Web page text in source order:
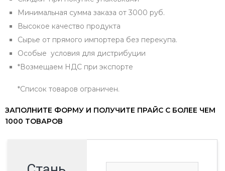
Минимальная сумма заказа от 3000 руб.
Высокое качество продукта
Сырье от прямого импортера без перекупа.
Особые условия для дистрибуции
*Возмещаем НДС при экспорте
*Список товаров ограничен.
ЗАПОЛНИТЕ ФОРМУ И ПОЛУЧИТЕ ПРАЙС С БОЛЕЕ ЧЕМ
1000 ТОВАРОВ